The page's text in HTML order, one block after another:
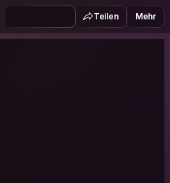
Teilen Mehr